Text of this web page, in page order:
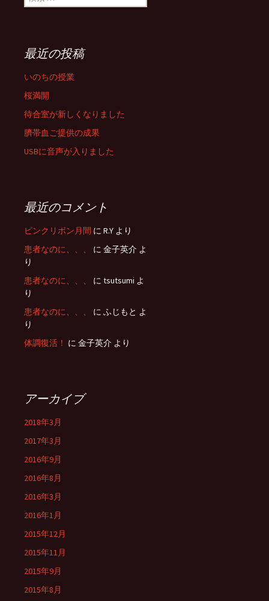
最近の投稿
いのちの授業
桜満開
待合室が新しくなりました
臍帯血ご提供の成果
USBに音声が入りました
最近のコメント
ピンクリボン月間 に R.Y より
患者なのに、、、
に 金子英介 よ
り
患者なのに、、、
に tsutsumi よ
り
患者なのに、、、
に ふじもと よ
り
体調復活！ に 金子英介 より
アーカイブ
2018年3月
2017年3月
2016年9月
2016年8月
2016年3月
2016年1月
2015年12月
2015年11月
2015年9月
2015年8月